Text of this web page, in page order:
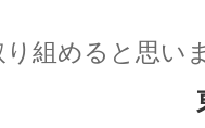
組めると思い